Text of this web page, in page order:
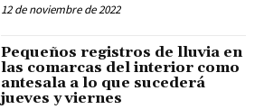
12 de noviembre de 2022
Pequeños registros de lluvia en
las comarcas del interior como
antesala a lo que sucederá
jueves y viernes